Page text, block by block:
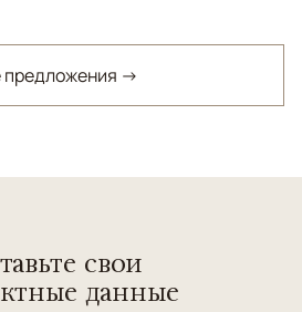
предложения →
свои
данные